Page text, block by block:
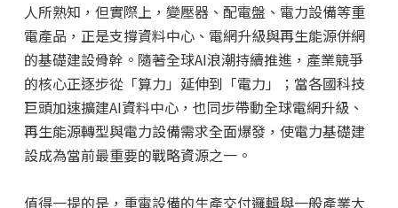
人所熟知，但實際上，變壓器、配電盤、電力設備等重
電產品，正是支撐資料中心、電網升級與再生能源併網
的基礎建設骨幹。隨著全球AI浪潮持續推進，產業競爭
的核心正逐步從「算力」延伸到「電力」；當各國科技
巨頭加速擴建AI資料中心，也同步帶動全球電網升級、
再生能源轉型與電力設備需求全面爆發，使電力基礎建
設成為當前最重要的戰略資源之一。
值得一提的是，重電設備的生產交付邏輯與一般產業大